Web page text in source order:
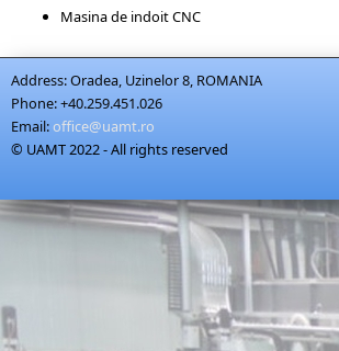
Masina de indoit CNC
Address:Oradea, Uzinelor 8, ROMANIA
Phone:+40.259.451.026
Email:office@uamt.ro
© UAMT 2022 - All rights reserved